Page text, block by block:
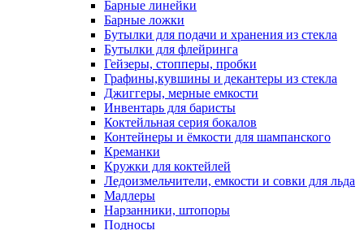
Барные линейки
Барные ложки
Бутылки для подачи и хранения из стекла
Бутылки для флейринга
Гейзеры, стопперы, пробки
Графины,кувшины и декантеры из стекла
Джиггеры, мерные емкости
Инвентарь для баристы
Коктейльная серия бокалов
Контейнеры и ёмкости для шампанского
Креманки
Кружки для коктейлей
Ледоизмельчители, емкости и совки для льда
Мадлеры
Нарзанники, штопоры
Подносы